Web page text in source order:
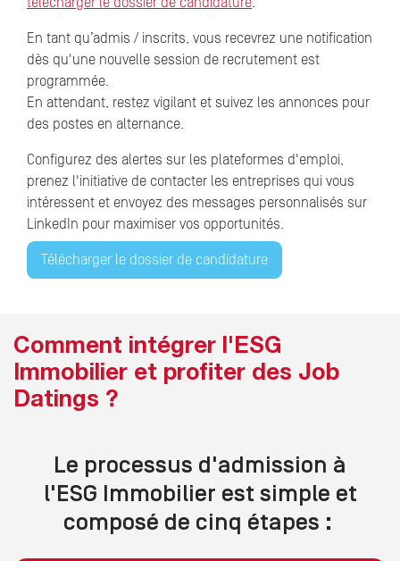
En tant qu’admis / inscrits, vous recevrez une notification
dès qu'une nouvelle session de recrutement est
programmée.
En attendant, restez vigilant et suivez les annonces pour
des postes en alternance.
Configurez des alertes sur les plateformes d'emploi,
prenez l'initiative de contacter les entreprises qui vous
intéressent et envoyez des messages personnalisés sur
LinkedIn pour maximiser vos opportunités.
Télécharger le dossier de candidature
Comment intégrer l'ESG
Immobilier et profiter des Job
Datings ?
Le processus d'admission à
l'ESG Immobilier est simple et
composé de cinq étapes :